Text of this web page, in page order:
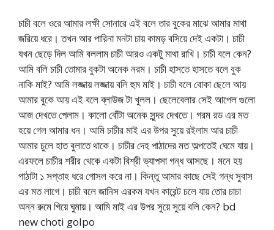
চাচী বলে ওরে আমার লক্ষী সোনারে এই বলে তার বুকের মাঝে আমার মাথা
জরিয়ে ধরে। তখন আর পারিনা মনটা চায় কামড় বসিয়ে দেই একটা। চাচী
যখন ছেড়ে দিল আমি বললাম চাচী আরও একটু মাথা রাখি। চাচী বলে কেন?
আমি বলি চাচী তোমার বুকটা অনেক নরম। চাচী হাসতে হাসতে বলে বুক
নাকি মাই? আমি লজ্জায় লজ্জায় বলি হুম মাই। চাচী বলে বোকা ছেলে আয়
আমার বুকে আয় এই বলে ব্লাউজ টা খুলল। ছেলেবেলার সেই আপেল গুলো
আজ দেখতে পেলাম। কালো বোঁটা অনেক সুন্দর দেখতে। গরম রড এর মত
হয়ে গেল আমার ধন। আমি চাচীর মাই এর উপর সুয়ে রইলাম আর চাচী
আমার চুলে হাত বুলাতে থাকে। চাচীর দেহ পাঠাদের মত অল্পতেই ঘেমে যায়।
এরফলে চাচীর শরীর থেকে একটা বিশ্রী ভ্যাপসা গন্ধ আসছে। মনে হয়
পাঠাটা ১ সপ্তাহ ধরে গোসল করে না। কিন্তু আমার কাছে সেই গন্ধ সুবাস
এর মত লাগে। চাচী বলে জানিস এরকম যখন কারেন্ট চলে যায় তোর চাচা
অন্ন রুমে গিয়ে ঘুমায়। আমি মাই এর উপর সুয়ে সুয়ে বলি কেন? bd
new choti golpo